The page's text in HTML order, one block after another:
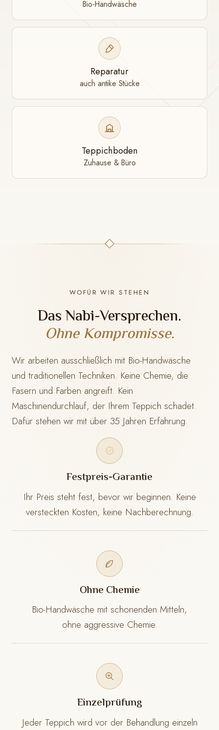
Bio-Handwäsche
Reparatur
auch antike Stücke
Teppichboden
Zuhause & Büro
WOFÜR WIR STEHEN
Das Nabi-Versprechen.
Ohne Kompromisse.
Wir arbeiten ausschließlich mit Bio-Handwäsche
und traditionellen Techniken. Keine Chemie, die
Fasern und Farben angreift. Kein
Maschinendurchlauf, der Ihrem Teppich schadet.
Dafür stehen wir mit über 35 Jahren Erfahrung.
Festpreis-Garantie
Ihr Preis steht fest, bevor wir beginnen. Keine
versteckten Kosten, keine Nachberechnung.
Ohne Chemie
Bio-Handwäsche mit schonenden Mitteln,
ohne aggressive Chemie.
Einzelprüfung
Jeder Teppich wird vor der Behandlung einzeln